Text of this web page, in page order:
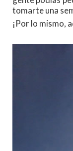
tomarte una
¡Por lo mismo,